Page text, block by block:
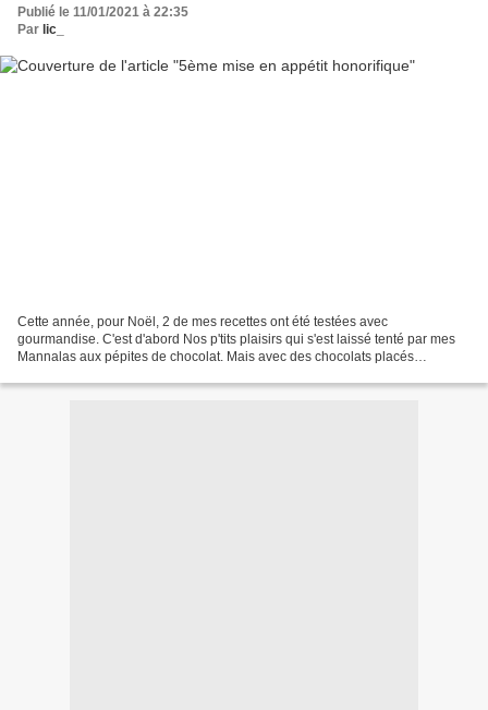
Publié le 11/01/2021 à 22:35
Par lic_
Cette année, pour Noël, 2 de mes recettes ont été testées avec
gourmandise. C'est d'abord Nos p'tits plaisirs qui s'est laissé tenté par mes
Mannalas aux pépites de chocolat. Mais avec des chocolats placés